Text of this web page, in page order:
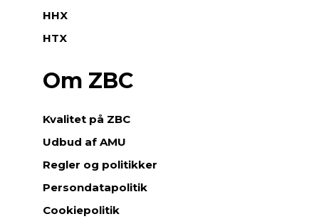
HHX
HTX
Om ZBC
Kvalitet på ZBC
Udbud af AMU
Regler og politikker
Persondatapolitik
Cookiepolitik